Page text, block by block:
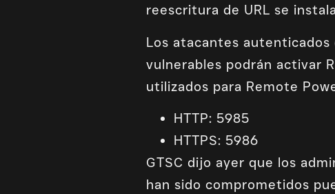
reescritura de URL se
Los atacantes autenticados
vulnerables podrán activar
utilizados para Remote
HTTP: 5985
HTTPS: 5986
GTSC dijo ayer que los
han sido comprometidos